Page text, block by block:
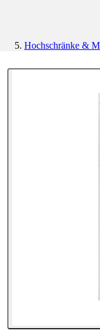
Hochschränke &